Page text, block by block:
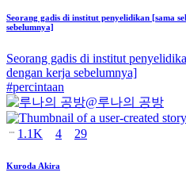
Seorang gadis di institut penyelidikan [sama
sebelumnya]
Seorang gadis di institut
dengan kerja sebelumnya]
#percintaan
@루나의 공방
1.1K 4 29
Kuroda Akira